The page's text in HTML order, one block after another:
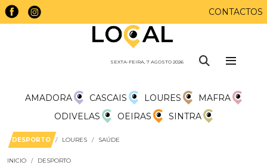
CONTACTOS
SEXTA-FEIRA, 7 AGOSTO 2026
AMADORA CASCAIS LOURES
MAFRA
ODIVELAS
OEIRAS SINTRA
DESPORTO LOURES SAÚDE
INICIO
DESPORTO